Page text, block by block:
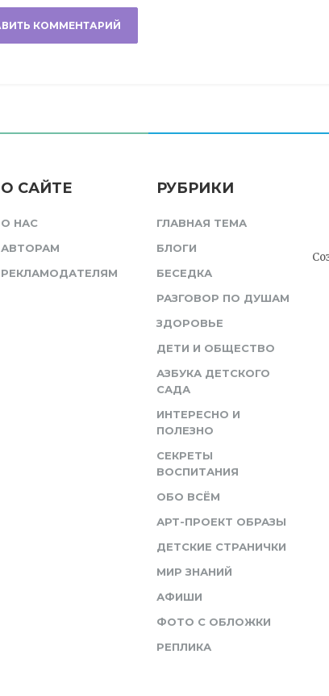
О САЙТЕ
О НАС
АВТОРАМ
РЕКЛАМОДАТЕЛЯМ
РУБРИКИ
ГЛАВНАЯ ТЕМА
БЛОГИ
БЕСЕДКА
РАЗГОВОР ПО ДУШАМ
ЗДОРОВЬЕ
ДЕТИ И ОБЩЕСТВО
АЗБУКА ДЕТСКОГО
САДА
ИНТЕРЕСНО И
ПОЛЕЗНО
СЕКРЕТЫ
ВОСПИТАНИЯ
ОБО ВСЁМ
АРТ-ПРОЕКТ ОБРАЗЫ
ДЕТСКИЕ СТРАНИЧКИ
МИР ЗНАНИЙ
АФИШИ
ФОТО С ОБЛОЖКИ
РЕПЛИКА